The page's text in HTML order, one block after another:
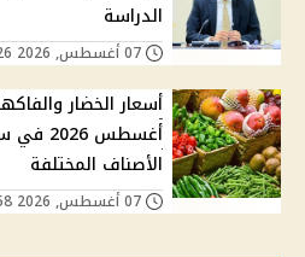
الدراسة
أغسطس
الأصناف المختلفة